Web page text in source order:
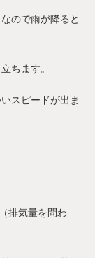
ので雨が降ると
ちます。
スピードが出ま
排気量を問わ